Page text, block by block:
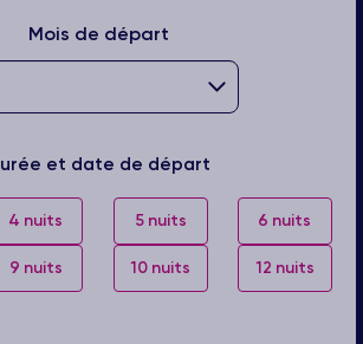
Mois de départ
et date de départ
4 nuits 5 nuits 6 nuits
9 nuits 10 nuits 12 nuits